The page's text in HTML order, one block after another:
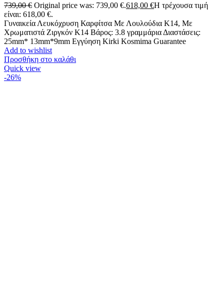
739,00€ Original price was: 739,00 €.618,00 €Η τρέχουσα τιμή
είναι: 618,00 €.
Γυναικεία Λευκόχρυση Καρφίτσα Με Λουλούδια Κ14, Με
Χρωματιστά Ζιργκόν Κ14 Βάρος: 3.8 γραμμάρια Διαστάσεις:
25mm* 13mm*9mm Εγγύηση Kirki Kosmima Guarantee
Add to wishlist
Προσθήκη στο καλάθι
Quick view
-26%